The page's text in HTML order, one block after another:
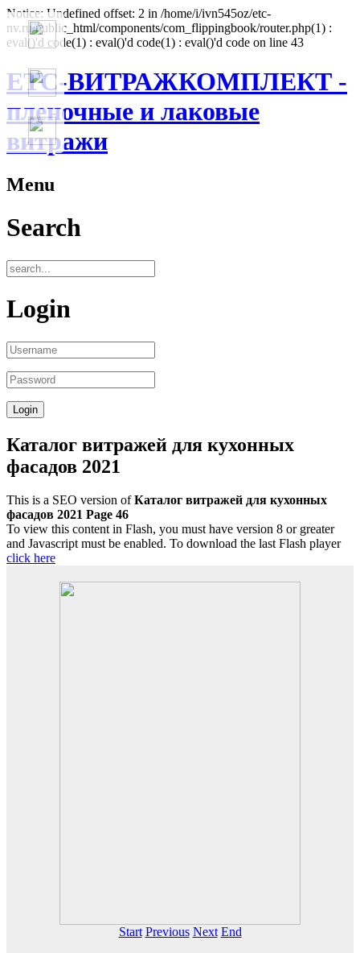
Notice: Undefined offset: 2 in /home/i/ivn545oz/etc-
nv.ru/public_html/components/com_flippingbook/router.php(1) :
eval()'d code(1) : eval()'d code(1) : eval()'d code on line 43
ЕТС-ВИТРАЖКОМПЛЕКТ -
пленочные и лаковые
витражи
Menu
Search
Login
Каталог витражей для кухонных
фасадов 2021
This is a SEO version ofКаталог витражей для кухонных
фасадов 2021 Page 46
To view this content in Flash, you must have version 8 or greater
and Javascript must be enabled. To download the last Flash player
click here
Start Previous Next End